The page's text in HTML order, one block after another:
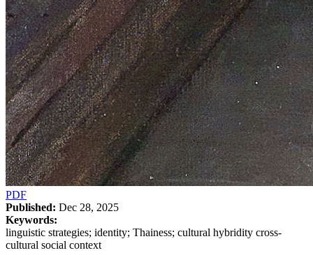
PDF
Published: Dec 28, 2025
Keywords:
linguistic strategies; identity; Thainess; cultural hybridity cross-
cultural social context